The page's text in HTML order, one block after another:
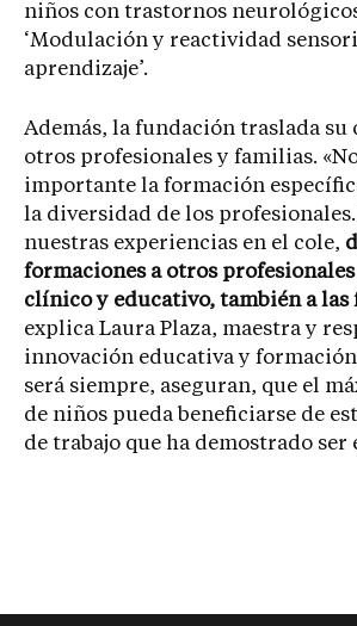
niños con trastornos
‘Modulación y reactividad
aprendizaje’.
Además, la fundación traslada su
otros profesionales y familias.
importante la formación
la diversidad de los profesionales.
nuestras experiencias en el cole,
formaciones a otros
clínico y educativo, también a las
explica Laura Plaza, maestra y
innovación educativa y
será siempre, aseguran, que el
de niños pueda beneficiarse de
de trabajo que ha demostrado ser